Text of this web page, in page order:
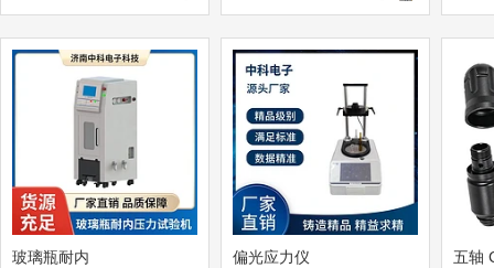
玻璃瓶耐内 偏光应力仪 五轴